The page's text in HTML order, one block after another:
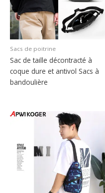
Sacs de poitrine
Sac de taille décontracté à
coque dure et antivol Sacs à
bandoulière